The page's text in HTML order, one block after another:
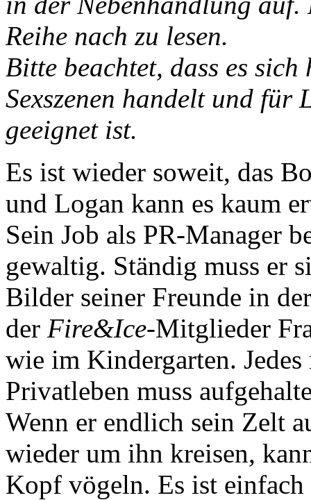
Reihe nach zu lesen.
Bitte beachtet, dass es
Sexszenen handelt und für
geeignet ist.
Es ist wieder soweit, das
und Logan kann es kaum
Sein Job als PR-Manager
gewaltig. Ständig muss er
Bilder seiner Freunde in
der Fire&Ice-Mitglieder
wie im Kindergarten.
Privatleben muss
Wenn er endlich sein Zelt
wieder um ihn kreisen,
Kopf vögeln. Es ist einfach